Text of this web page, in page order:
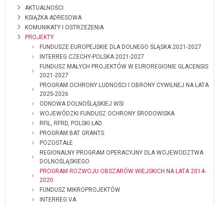
AKTUALNOŚCI
KSIĄŻKA ADRESOWA
KOMUNIKATY I OSTRZEŻENIA
PROJEKTY
FUNDUSZE EUROPEJSKIE DLA DOLNEGO ŚLĄSKA 2021-2027
INTERREG CZECHY-POLSKA 2021-2027
FUNDUSZ MAŁYCH PROJEKTÓW W EUROREGIONIE GLACENSIS
2021-2027
PROGRAM OCHRONY LUDNOŚCI I OBRONY CYWILNEJ NA LATA
2025-2026
ODNOWA DOLNOŚLĄSKIEJ WSI
WOJEWÓDZKI FUNDUSZ OCHRONY ŚRODOWISKA
RFIL, RFRD, POLSKI ŁAD
PROGRAM BAT GRANTS
POZOSTAŁE
REGIONALNY PROGRAM OPERACYJNY DLA WOJEWODZTWA
DOLNOŚLĄSKIEGO
PROGRAM ROZWOJU OBSZARÓW WIEJSKICH NA LATA 2014-
2020
FUNDUSZ MIKROPROJEKTÓW
INTERREG VA